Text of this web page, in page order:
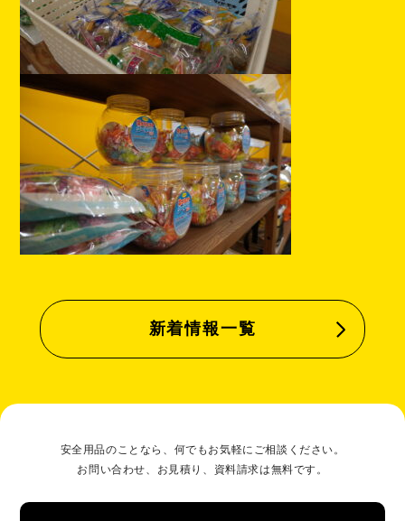
新着情報一覧
安全⽤品のことなら、何でもお気軽にご相談ください。
お問い合わせ、お⾒積り、資料請求は無料です。